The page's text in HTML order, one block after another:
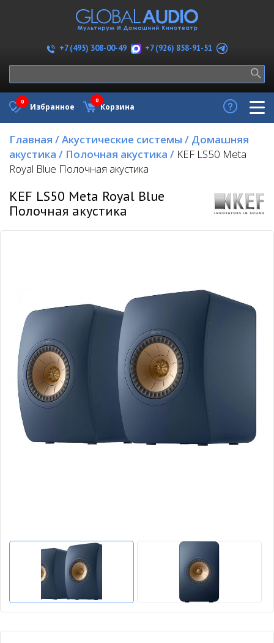
+7 (495) 308-00-49 +7 (926) 858-91-51
Избранное
0
Корзина
0
Главная /Акустические системы / Домашняя
акустика / Полочная акустика / KEF LS50 Meta
Royal Blue Полочная акустика
KEF LS50 Meta Royal Blue
Полочная акустика